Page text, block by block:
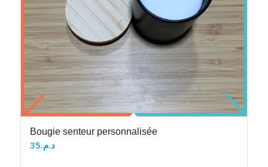
Bougie senteur personnalisée
د.م.35